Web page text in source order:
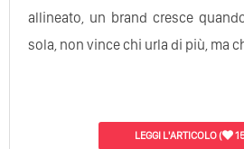
allineato, un brand cresce
sola, non vince chi urla di più, ma
LEGGI L'ARTICOLO(